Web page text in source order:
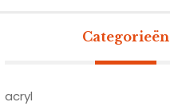
Categorieën
acryl